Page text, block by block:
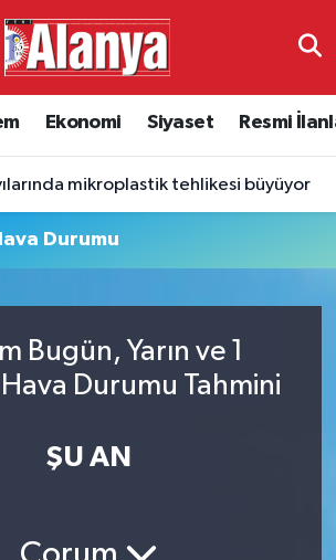
Ekonomi Siyaset Resmi
mikroplastik tehlikesi büyüyor
Durumu
Bugün, Yarın ve 1
Hava Durumu Tahmini
ŞU AN
Vakitleri
Yoğunluk Haritası
Durumu ve Fikstür